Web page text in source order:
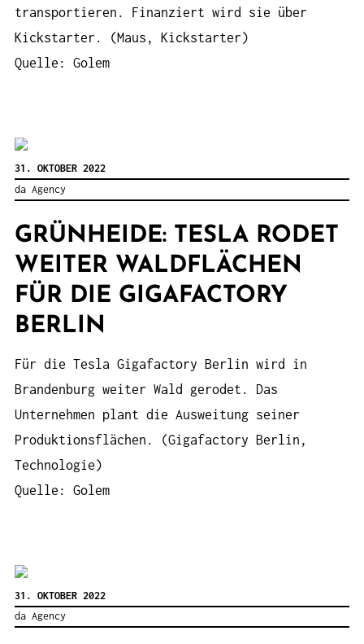
transportieren. Finanziert wird sie über
Kickstarter. (Maus, Kickstarter)
Quelle: Golem
31. OKTOBER 2022
da Agency
GRÜNHEIDE: TESLA RODET
WEITER WALDFLÄCHEN
FÜR DIE GIGAFACTORY
BERLIN
Für die Tesla Gigafactory Berlin wird in
Brandenburg weiter Wald gerodet. Das
Unternehmen plant die Ausweitung seiner
Produktionsflächen. (Gigafactory Berlin,
Technologie)
Quelle: Golem
31. OKTOBER 2022
da Agency